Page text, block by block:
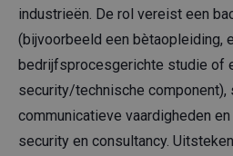
industrieën. De rol vereist een
(bijvoorbeeld een bètaopleiding,
bedrijfsprocesgerichte studie of
security/technische component),
communicatieve vaardigheden
security en consultancy.